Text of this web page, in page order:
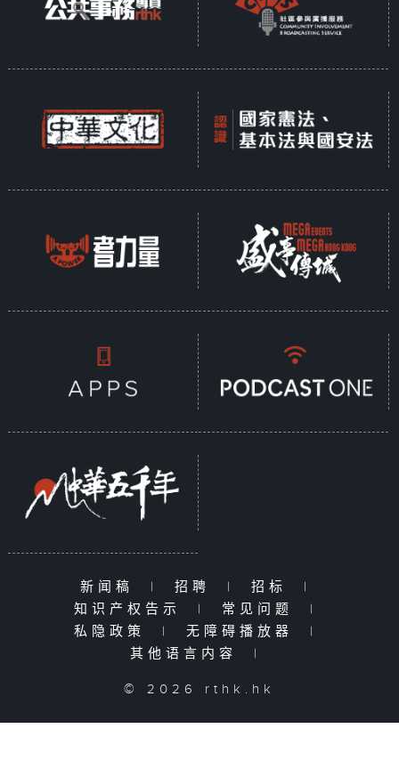
新闻稿 | 招聘 | 招标
|
知识产权告示
| 常见问题
|
私隐政策
| 无障碍播放器
|
其他语言内容
|
© 2026 rthk.hk